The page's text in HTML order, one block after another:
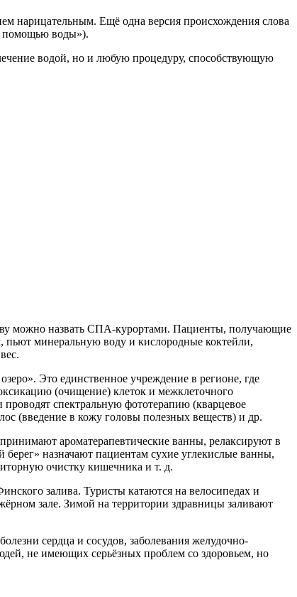
нарицательным. Ещё одна версия происхождения слова
помощью воды»).
водой, но и любую процедуру, способствующую
можно назвать СПА-курортами. Пациенты, получающие
пьют минеральную воду и кислородные коктейли,
Это единственное учреждение в регионе, где
(очищение) клеток и межклеточного
спектральную фототерапию (кварцевое
(введение в кожу головы полезных веществ) и др.
ароматерапевтические ванны, релаксируют в
назначают пациентам сухие углекислые ванны,
очистку кишечника и т. д.
залива. Туристы катаются на велосипедах и
зале. Зимой на территории здравницы заливают
сердца и сосудов, заболевания желудочно-
не имеющих серьёзных проблем со здоровьем, но